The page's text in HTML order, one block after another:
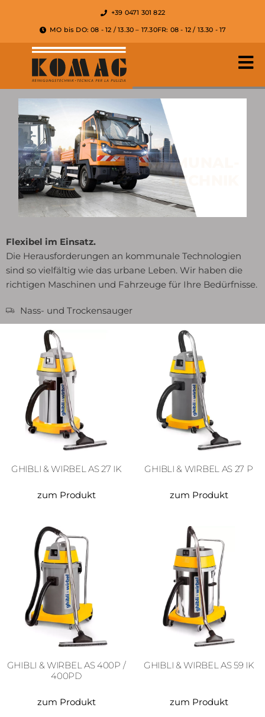
+39 0471 301 822
MO bis DO: 08 - 12 / 13.30 – 17.30FR: 08 - 12 / 13.30 - 17
KOMMUNAL­
TECHNIK
Effizient in der Praxis.
Flexibel im Einsatz.
MEHR ERFAHREN
Flexibel im Einsatz.
Die Herausforderungen an kommunale Technologien
sind so vielfältig wie das urbane Leben. Wir haben die
richtigen Maschinen und Fahrzeuge für Ihre Bedürfnisse.
Nass- und Trockensauger
GHIBLI & WIRBEL AS 27 IK
zum Produkt
GHIBLI & WIRBEL AS 27 P
zum Produkt
GHIBLI & WIRBEL AS 400P /
400PD
zum Produkt
GHIBLI & WIRBEL AS 59 IK
zum Produkt